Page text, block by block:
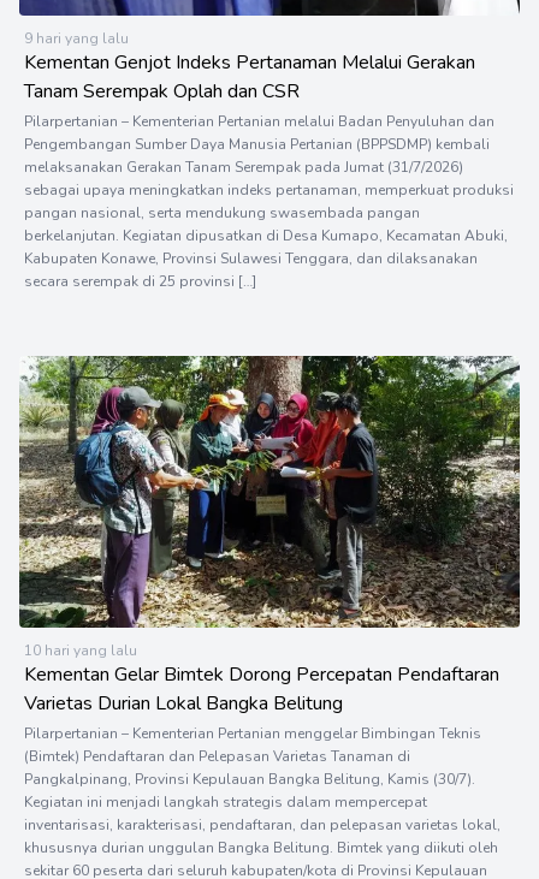
9 hari yang lalu
Kementan Genjot Indeks Pertanaman Melalui Gerakan
Tanam Serempak Oplah dan CSR
Pilarpertanian – Kementerian Pertanian melalui Badan Penyuluhan dan
Pengembangan Sumber Daya Manusia Pertanian (BPPSDMP) kembali
melaksanakan Gerakan Tanam Serempak pada Jumat (31/7/2026)
sebagai upaya meningkatkan indeks pertanaman, memperkuat produksi
pangan nasional, serta mendukung swasembada pangan
berkelanjutan. Kegiatan dipusatkan di Desa Kumapo, Kecamatan Abuki,
Kabupaten Konawe, Provinsi Sulawesi Tenggara, dan dilaksanakan
secara serempak di 25 provinsi […]
10 hari yang lalu
Kementan Gelar Bimtek Dorong Percepatan Pendaftaran
Varietas Durian Lokal Bangka Belitung
Pilarpertanian – Kementerian Pertanian menggelar Bimbingan Teknis
(Bimtek) Pendaftaran dan Pelepasan Varietas Tanaman di
Pangkalpinang, Provinsi Kepulauan Bangka Belitung, Kamis (30/7).
Kegiatan ini menjadi langkah strategis dalam mempercepat
inventarisasi, karakterisasi, pendaftaran, dan pelepasan varietas lokal,
khususnya durian unggulan Bangka Belitung. Bimtek yang diikuti oleh
sekitar 60 peserta dari seluruh kabupaten/kota di Provinsi Kepulauan